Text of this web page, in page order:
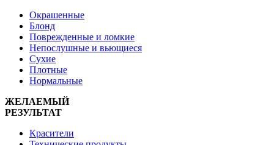
Окрашенные
Блонд
Поврежденные и ломкие
Непослушные и вьющиеся
Сухие
Плотные
Нормальные
ЖЕЛАЕМЫЙ
РЕЗУЛЬТАТ
Красители